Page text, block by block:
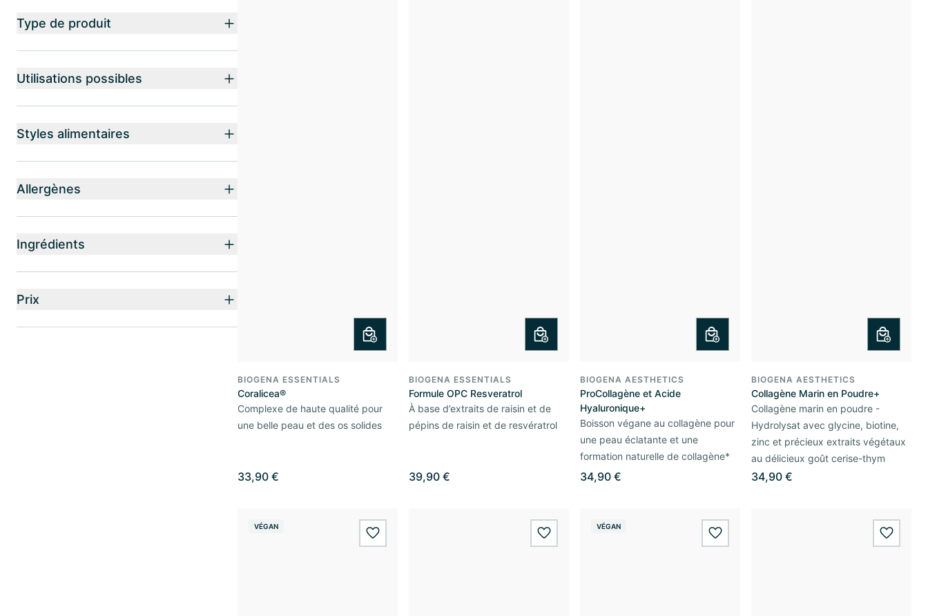
BIOGENA ESSENTIALS
Coralicea®
Complexe de haute qualité pour
une belle peau et des os solides
33,90 €
BIOGENA ESSENTIALS
Formule OPC Resveratrol
À base d’extraits de raisin et de
pépins de raisin et de resvératrol
39,90 €
BIOGENA AESTHETICS
ProCollagène et Acide
Hyaluronique+
Boisson végane au collagène pour
une peau éclatante et une
formation naturelle de collagène*
34,90 €
BIOGENA AESTHETICS
Collagène Marin en Poudre+
Collagène marin en poudre -
Hydrolysat avec glycine, biotine,
zinc et précieux extraits végétaux
au délicieux goût cerise-thym
34,90 €
VÉGAN
wishlist.add wishlist.add
VÉGAN
wishlist.add
Type de produit
Utilisations possibles
Styles alimentaires
Allergènes
Ingrédients
Prix